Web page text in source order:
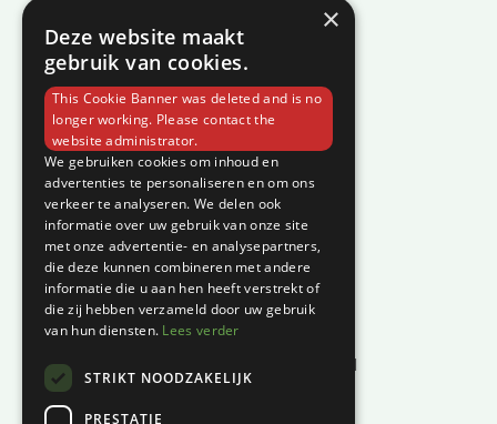
Informatie
Over C-Vin
Contact
Klantenservice
Garantie en klachten
Betaalmethodes
Privacyverklaring
Algemene voorwaarden
Levertijd en kosten
Herroepingsrecht & bedenktijd
×
Deze website maakt
gebruik van cookies.
This Cookie Banner was deleted and is no
longer working. Please contact the
website administrator.
We gebruiken cookies om inhoud en
advertenties te personaliseren en om ons
verkeer te analyseren. We delen ook
informatie over uw gebruik van onze site
met onze advertentie- en analysepartners,
die deze kunnen combineren met andere
informatie die u aan hen heeft verstrekt of
die zij hebben verzameld door uw gebruik
van hun diensten. Lees verder
STRIKT NOODZAKELIJK
PRESTATIE